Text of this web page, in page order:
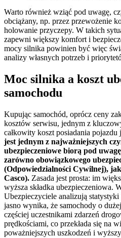
Warto również wziąć pod uwagę,
obciążany, np. przez przewożenie
holowanie przyczepy. W takich
zapewni większy komfort i
mocy silnika powinien być więc
analizy własnych potrzeb i
Moc silnika a koszt
samochodu
Kupując samochód, oprócz ceny
kosztów serwisu, jednym z
całkowity koszt posiadania pojazdu
jest jednym z najważniejszych
ubezpieczeniowe biorą pod
zarówno obowiązkowego
(Odpowiedzialności Cywilnej),
Casco). Zasada jest prosta: im
wyższa składka ubezpieczeniowa.
Ubezpieczyciele analizują
jasno wynika, że samochody o
częściej uczestnikami zdarzeń
prędkościami, co przekłada się na
poważniejszych uszkodzeń i